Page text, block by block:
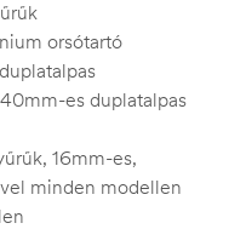
orsótartó
es duplatalpas
16mm-es,
minden modellen